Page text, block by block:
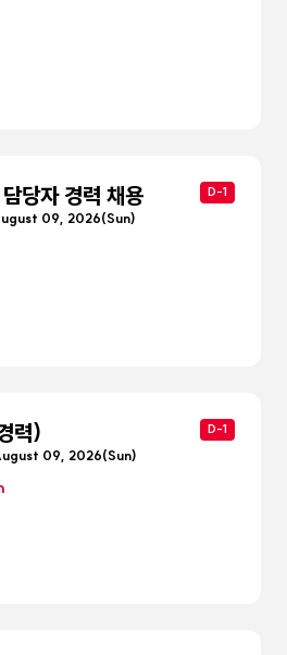
당자 경력 채용
09, 2026(Sun)
D-1
력)
09, 2026(Sun)
D-1